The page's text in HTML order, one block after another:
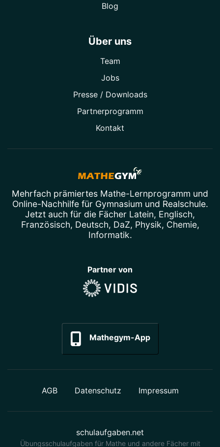
Blog
Über uns
Team
Jobs
Presse / Downloads
Partner­programm
Kontakt
Mehrfach prämiertes Mathe-Lernprogramm und
Online-Nachhilfefür Gymnasium und Realschule.
Jetzt auch für die Fächer Latein, Englisch,
Französisch, Deutsch, DaZ, Physik, Chemie,
Informatik.
Partner von
Mathegym-App
AGB Datenschutz Impressum
schulaufgaben.net
Übungsschulaufgaben für Mathe und andere Fächer mit